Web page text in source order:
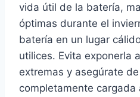
vida útil de la batería,
óptimas durante el
batería en un lugar
utilices. Evita exponerla
extremas y asegúrate
completamente